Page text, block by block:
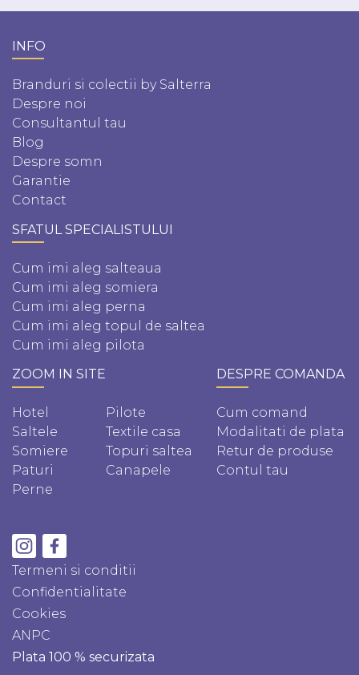
INFO
Branduri si colectii by Salterra
Despre noi
Consultantul tau
Blog
Despre somn
Garantie
Contact
SFATUL SPECIALISTULUI
Cum imi aleg salteaua
Cum imi aleg somiera
Cum imi aleg perna
Cum imi aleg topul de saltea
Cum imi aleg pilota
ZOOM IN SITE
Hotel
Saltele
Somiere
Paturi
Perne
Pilote
Textile casa
Topuri saltea
Canapele
DESPRE COMANDA
Cum comand
Modalitati de plata
Retur de produse
Contul tau
Termeni si conditii
Confidentialitate
Cookies
ANPC
Plata 100 % securizata